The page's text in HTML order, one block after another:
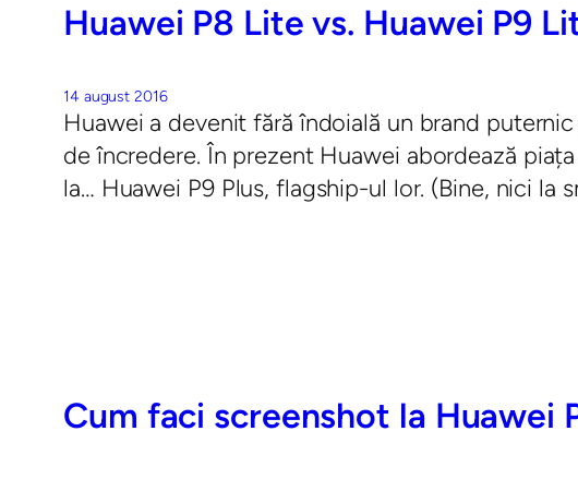
Huawei P8 Lite vs. Huawei P9
14 august 2016
Huawei a devenit fără îndoială un brand
de încredere. În prezent Huawei abordează
la… Huawei P9 Plus, flagship-ul lor. (Bine, nici la
Cum faci screenshot la Huawei